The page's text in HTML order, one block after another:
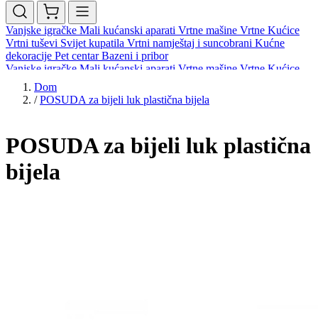
Vanjske igračke Mali kućanski aparati Vrtne mašine Vrtne Kućice
Vrtni tuševi Svijet kupatila Vrtni namještaj i suncobrani Kućne
dekoracije Pet centarBazeni i pribor
Vanjske igračke Mali kućanski aparati Vrtne mašine Vrtne Kućice
Vrtni tuševi
dekoracijePet centar Bazeni i pribor
Dom
/ POSUDA za bijeli luk plastična bijela
POSUDA za bijeli luk plastična
bijela